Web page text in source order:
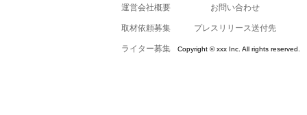
運営会社概要 お問い合わせ
取材依頼募集 プレスリリース送付先
ライター募集 Copyright © xxx Inc. All rights reserved.